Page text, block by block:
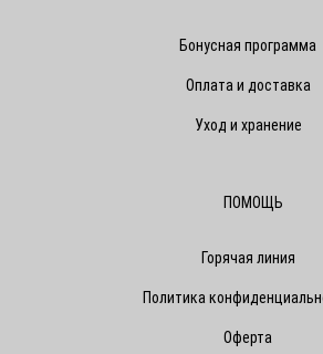
Бонусная программа
Оплата и доставка
Уход и хранение
ПОМОЩЬ
Горячая линия
Политика
Оферта